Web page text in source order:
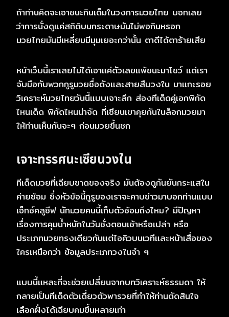
ถ้าท่านคิดจะเอาชนะกินเต็มในวงการมวยไทย บอกเลย
ว่าการนั่งดูแค่สถิติบนกระดาษมันไม่พอกินหรอก
มวยไทยมันมีเหลี่ยมมีมุมเยอะกว่านั้น ตาดีได้ตาร้ายเสีย
หน้าเว็บนี้เราเลยไม่ได้เอาแค่ตัวเลขแพ้ชนะมาโชว์ แต่เรา
จับมือกับพวกกูรูมวยชื่อดังและสายสืบวงใน มาแกะรอย
วิเคราะห์มวยไทยวันนี้แบบเจาะลึก ส่องทีเด็ดคู่เอกพิกัด
ไหนเด็ด พิกัดไหนน่าจัด ที่เซียนเขาคุยกันในล็อกมวยมา
ให้ท่านเห็นกันจะๆ ก่อนมวยขึ้นชก
เจาะทรรศนะเซียนวงใน
ทีเด็ดมวยที่เฉียบขาดของจริง มันต้องดูกันยันกระแสใน
ค่ายซ้อม ซึ่งหัวข้อนี้กูรูของเราจะคาบข่าวมาบอกท่านแบบ
เอ็กซ์คลูซีฟ นักมวยคนนี้เก็บตัวซ้อมถึงไหม? มีปัญหา
เรื่องการคุมน้ำหนักในวันชั่งตอนเช้าหรือเปล่า หรือ
ประเภทมวยทรงเดียวกันแต่ไอคิวบนเวทีและหน้าเสื่อของ
ใครเหนือกว่า ข้อมูลประเภทวงในจ๋า ๆ
แบบนี้แหละที่จะช่วยเปลี่ยนจากบทวิเคราะห์ธรรมดา ให้
กลายเป็นทีเด็ดตัวเดี่ยวตัวพารวยที่ทำให้ท่านตัดสินใจ
เลือกฝั่งได้เฉียบคมขึ้นหลายเท่า